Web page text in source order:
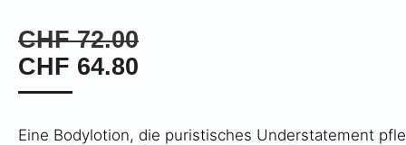
CHF72.00
CHF 64.80
Eine Bodylotion, die puristisches Understatement